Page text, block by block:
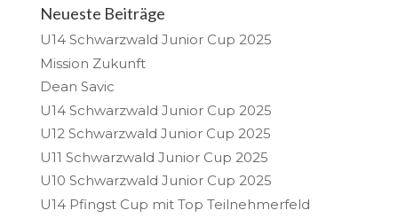
Neueste Beiträge
U14 Schwarzwald Junior Cup 2025
Mission Zukunft
Dean Savic
U14 Schwarzwald Junior Cup 2025
U12 Schwarzwald Junior Cup 2025
U11 Schwarzwald Junior Cup 2025
U10 Schwarzwald Junior Cup 2025
U14 Pfingst Cup mit Top Teilnehmerfeld